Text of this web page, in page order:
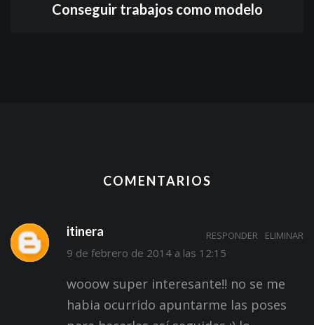
Conseguir trabajos como modelo
COMENTARIOS
itinera
9 de febrero de 2014 a las 12:15
wooow super interesante!! no se me
habia ocurrido apuntarme las poses
RESPONDER ELIMINAR